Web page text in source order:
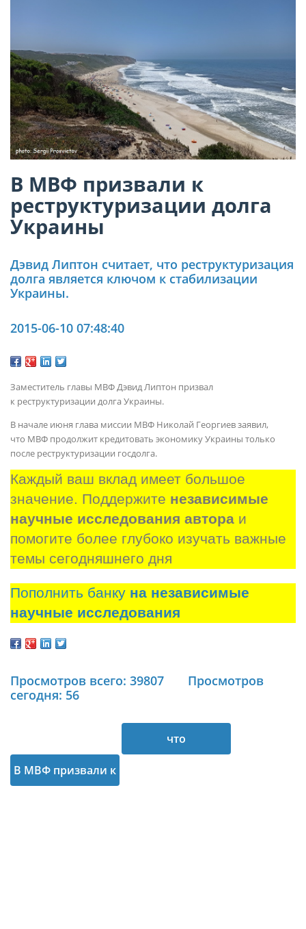
В МВФ призвали к
реструктуризации долга
Украины
Дэвид Липтон считает, что реструктуризация
долга является ключом к стабилизации
Украины.
2015-06-10 07:48:40
Заместитель главы МВФ Дэвид Липтон призвал
к реструктуризации долга Украины.
В начале июня глава миссии МВФ Николай Георгиев заявил,
что МВФ продолжит кредитовать экономику Украины только
после реструктуризации госдолга.
Каждый ваш вклад имеет большое
значение. Поддержите независимые
научные исследования автора и
помогите более глубоко изучать важные
темы сегодняшнего дня
Пополнить банку на независимые
научные исследования
Просмотров всего: 39807
Просмотров
сегодня: 56
В МВФ призвали к
что